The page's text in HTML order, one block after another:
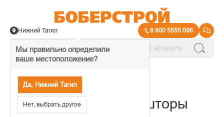
Мы правильно определили
ваше местоположение?
Да, Нижний Тагил
Нет, выбрать другое
Нижний Тагил 8 800 5555 096
Жалюзи, рулонные шторы